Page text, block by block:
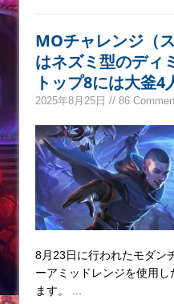
MOチャレンジ（
はネズミ型のディ
トップ8には大釜4
2025年8月25日 // 86
8月23日に行われたモダン
ーアミッドレンジを使用
ます。